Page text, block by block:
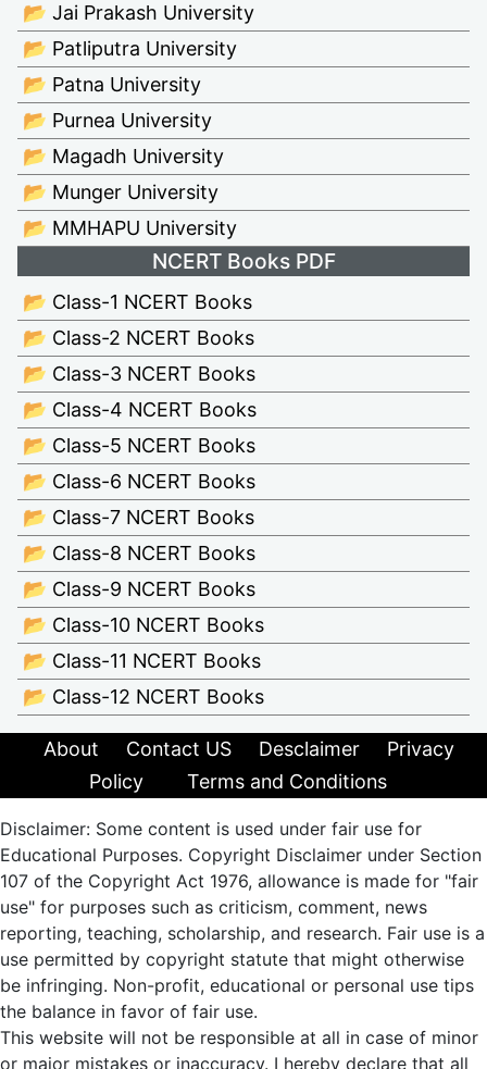
📂 Jai Prakash University
📂 Patliputra University
📂 Patna University
📂 Purnea University
📂 Magadh University
📂 Munger University
📂 MMHAPU University
NCERT Books PDF
📂 Class-1 NCERT Books
📂 Class-2 NCERT Books
📂 Class-3 NCERT Books
📂 Class-4 NCERT Books
📂 Class-5 NCERT Books
📂 Class-6 NCERT Books
📂 Class-7 NCERT Books
📂 Class-8 NCERT Books
📂 Class-9 NCERT Books
📂 Class-10 NCERT Books
📂 Class-11 NCERT Books
📂 Class-12 NCERT Books
About Contact US Desclaimer
Privacy
Policy
Terms and Conditions
Disclaimer: Some content is used under fair use for
Educational Purposes. Copyright Disclaimer under Section
107 of the Copyright Act 1976, allowance is made for "fair
use" for purposes such as criticism, comment, news
reporting, teaching, scholarship, and research. Fair use is a
use permitted by copyright statute that might otherwise
be infringing. Non-profit, educational or personal use tips
the balance in favor of fair use.
This website will not be responsible at all in case of minor
or major mistakes or inaccuracy. I hereby declare that all